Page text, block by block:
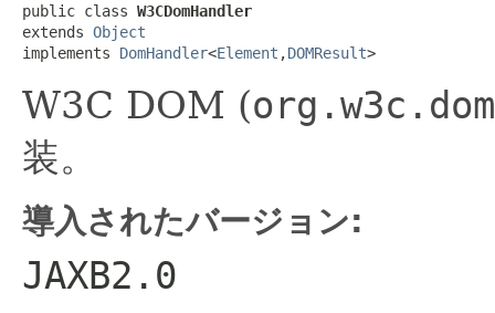
public class W3CDomHandler
extends Object
implements DomHandler<Element ,DOMResult>
W3C DOM (org.w3c.dom
装。
導入されたバージョン:
JAXB2.0